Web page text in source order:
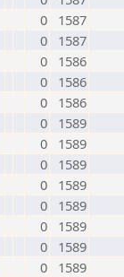
0
1587
0
1587
0
1586
0
1586
0
1586
0
1589
0
1589
0
1589
0
1589
0
1589
0
1589
0
1589
0
1589